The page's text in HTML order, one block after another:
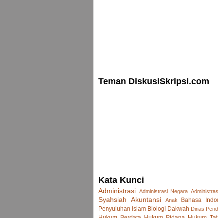
Teman DiskusiSkripsi.com
Kata Kunci
Administrasi Administrasi Negara
Syahsiah
Akuntansi Anak Bahasa
Penyuluhan Islam Biologi Dakwah Dinas